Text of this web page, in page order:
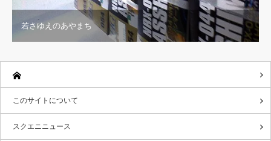
若さゆえのあやまち
このサイトについて
スクエニニュース